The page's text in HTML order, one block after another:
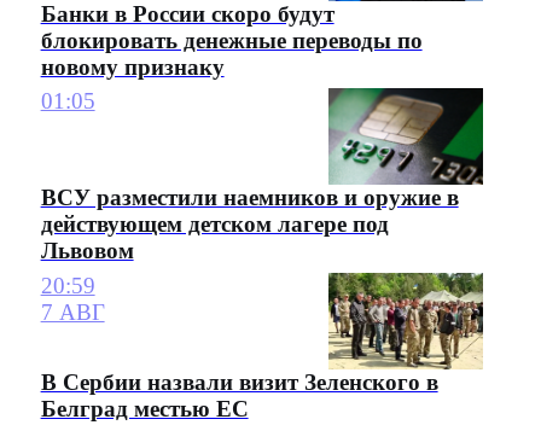
Банки в России скоро будут
блокировать денежные переводы по
новому признаку
01:05
ВСУ разместили наемников и оружие в
действующем детском лагере под
Львовом
20:59
7 АВГ
В Сербии назвали визит Зеленского в
Белград местью ЕС